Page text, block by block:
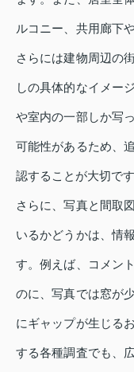
ルコニー、共用廊下
さらには建物周辺の
しの具体的なイメー
や室内の一部しか写
可能性があるため、
認することが大切です
さらに、写真と間取
いるかどうかは、情
す。例えば、コメン
のに、写真では窓が
にギャップが生じる
する各種調査でも、